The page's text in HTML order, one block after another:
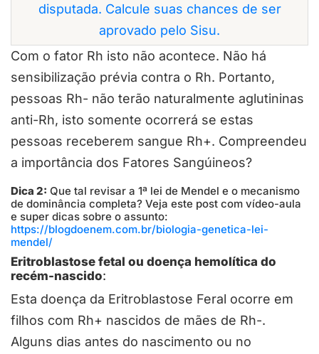
disputada. Calcule suas chances de ser
aprovado pelo Sisu.
Com o fator Rh isto não acontece. Não há
sensibilização prévia contra o Rh. Portanto,
pessoas Rh- não terão naturalmente aglutininas
anti-Rh, isto somente ocorrerá se estas
pessoas receberem sangue Rh+. Compreendeu
a importância dos Fatores Sangúineos?
Dica 2: Que tal revisar a 1ª lei de Mendel e o mecanismo
de dominância completa? Veja este post com vídeo-aula
e super dicas sobre o assunto:
https://blogdoenem.com.br/biologia-genetica-lei-
mendel/
Eritroblastose fetal ou doença hemolítica do
recém-nascido:
Esta doença da Eritroblastose Feral ocorre em
filhos com Rh+ nascidos de mães de Rh-.
Alguns dias antes do nascimento ou no